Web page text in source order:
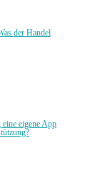
der Handel
eigene App